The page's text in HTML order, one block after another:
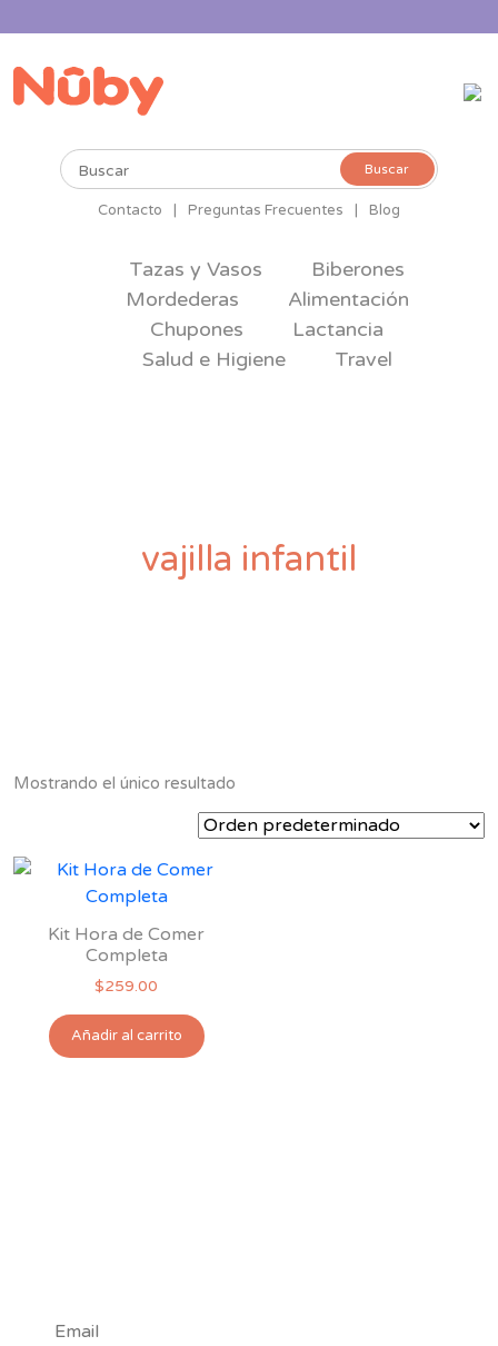
Buscar
Buscar
Contacto Preguntas Frecuentes Blog
Tazas y Vasos
Biberones
Mordederas
Alimentación
Chupones
Lactancia
Salud e Higiene
Travel
vajilla infantil
Mostrando el único resultado
Kit Hora de Comer
Completa
$259.00
Añadir al carrito